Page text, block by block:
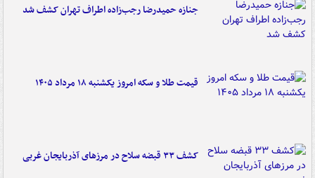
جنازه حمیدرضا رجب‌زاده اطراف تهران کشف شد
قیمت طلا و سکه امروز یکشنبه ۱۸ مرداد ۱۴۰۵
کشف ۳۳ قبضه سلاح در مرزهای آذربایجان غربی